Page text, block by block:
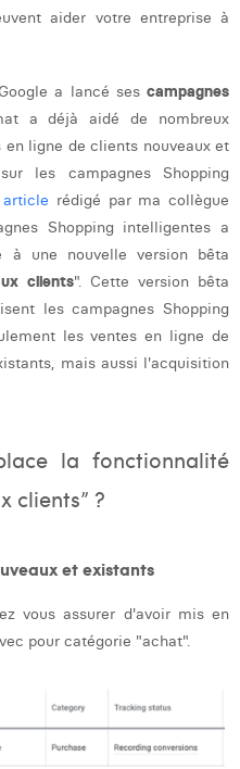
aider votre entreprise à
a lancé ses campagnes
a déjà aidé de nombreux
ligne de clients nouveaux et
les campagnes Shopping
rédigé par ma collègue
Shopping intelligentes a
à une nouvelle version bêta
clients". Cette version bêta
les campagnes Shopping
les ventes en ligne de
mais aussi l'acquisition
la fonctionnalité
clients” ?
et existants
vous assurer d'avoir mis en
pour catégorie "achat".